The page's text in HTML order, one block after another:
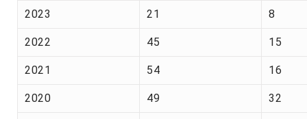
2023 21 8
2022 45 15
2021 54 16
2020 49 32